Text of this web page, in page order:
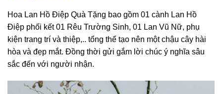
Hoa Lan Hồ Điệp Quà Tặng bao gồm 01 cành Lan Hồ
Điệp phối kết 01 Rêu Trường Sinh, 01 Lan Vũ Nữ, phụ
kiện trang trí và thiệp,.. tổng thể tạo nên một chậu cây hài
hòa và đẹp mắt. Đồng thời gửi gắm lời chúc ý nghĩa sâu
sắc đến với người nhận.